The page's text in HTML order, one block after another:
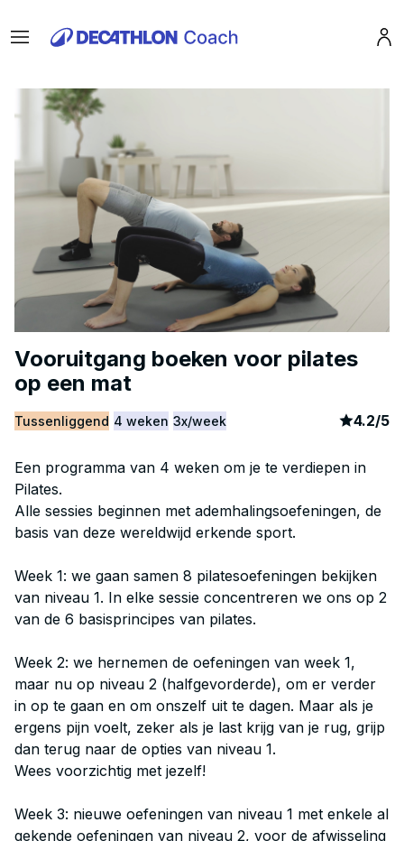
Menu
Vooruitgang boeken voor pilates
op een mat
Tussenliggend 4 weken 3x/week article
4.2/521
Een programma van 4 weken om je te verdiepen in
Pilates.
Alle sessies beginnen met ademhalingsoefeningen, de
basis van deze wereldwijd erkende sport.
Week 1: we gaan samen 8 pilatesoefeningen bekijken
van niveau 1. In elke sessie concentreren we ons op 2
van de 6 basisprincipes van pilates.
Week 2: we hernemen de oefeningen van week 1,
maar nu op niveau 2 (halfgevorderde), om er verder
in op te gaan en om onszelf uit te dagen. Maar als je
ergens pijn voelt, zeker als je last krijg van je rug, grijp
dan terug naar de opties van niveau 1.
Wees voorzichtig met jezelf!
Week 3: nieuwe oefeningen van niveau 1 met enkele al
gekende oefeningen van niveau 2, voor de afwisseling